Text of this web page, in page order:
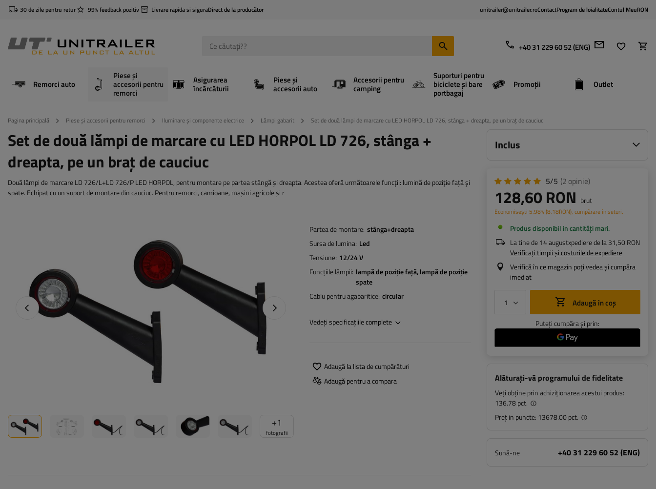
30 de zile pentru retur 99% feedback pozitiv Livrare rapida si siguraDirect de la producător unitrailer@unitrailer.roContactProgram de loialitateContul MeuRON
+40 31 229 60 52 (ENG)
Remorci auto
Piese și
accesorii pentru
remorci
Asigurarea
încărcăturii
Piese și
accesorii auto
Accesorii pentru
camping
Suporturi pentru
biciclete și bare
portbagaj
Promoții Outlet
Pagina principală Piese și accesorii pentru remorci Iluminare și componente electrice Lămpi gabarit Set de două lămpi de marcare cu LED HORPOL LD 726, stânga + dreapta, pe un braț de cauciuc
Set de două lămpi de marcare cu LED HORPOL LD 726, stânga +
dreapta, pe un braț de cauciuc
Două lămpi de marcare LD 726/L+LD 726/P LED HORPOL, pentru montare pe partea stângă și dreapta. Acestea oferă următoarele funcții: lumină de poziție față și
spate. Echipat cu un suport de montare din cauciuc. Pentru remorci, camioane, mașini agricole și r
+1
fotografii
Fotografia anterioară Următoarea fotografie
Partea de montare stânga+dreapta
Sursa de lumina Led
Tensiune 12/24 V
Funcțiile lămpii lampă de poziție față lampă de poziție
spate
Cablu pentru agabaritice circular
Vedeți specificațiile complete
Adaugă la lista de cumpărături
Adaugă pentru a compara
Inclus
5/5 (2 opinie)
128,60 RON brut
Economisești 5.98%(8.18RON), cumpărare în seturi.
Produs disponibil in cantități mari
La tine de14 augustxpediere de la31,50 RON
Verificați timpii și costurile de expediere
Verifică în ce magazin poți vedea și cumpăra
imediat
Adaugă în coș
Puteți cumpăra și prin:
Alăturați-vă programului de fidelitate
Veți obține prin achiziționarea acestui produs:
136.78 pct.
Preț in puncte: 13678.00 pct.
Sună-ne +40 31 229 60 52 (ENG)